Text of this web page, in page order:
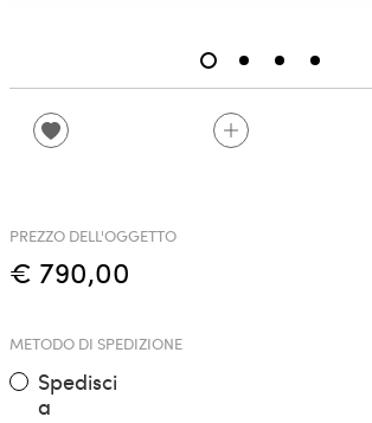
PREZZO DELL'OGGETTO
€ 790,00
METODO DI SPEDIZIONE
Spedisci
a